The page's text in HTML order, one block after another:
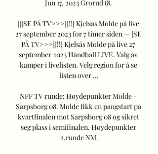
Jun 17, 2023 Grorud (8.
[[[SE PÅ TV>>>]]!!] Kjelsås Molde på live
27 september 2023 for 7 timer siden — [SE
PÅ TV>>>]]!!] Kjelsås Molde på live 27
september 2023 Håndball LIVE. Valg av
kamper i livelisten. Velg region for å se
listen over ...
NFF TV runde: Høydepunkter Molde -
Sarpsborg 08. Molde fikk en pangstart på
kvartfinalen mot Sarpsborg 08 og sikret
seg plass i semifinalen. Høydepunkter
2.runde NM.